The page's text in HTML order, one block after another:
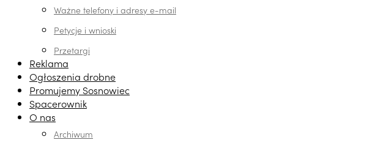
Ważne telefony i adresy e-mail
Petycje i wnioski
Przetargi
Reklama
Ogłoszenia drobne
Promujemy Sosnowiec
Spacerownik
O nas
Archiwum